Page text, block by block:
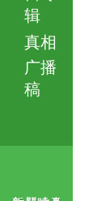
辑
真相
广播
稿